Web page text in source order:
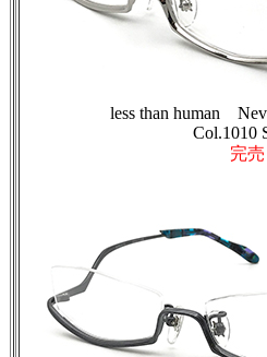
less than human
Col.1010
完売